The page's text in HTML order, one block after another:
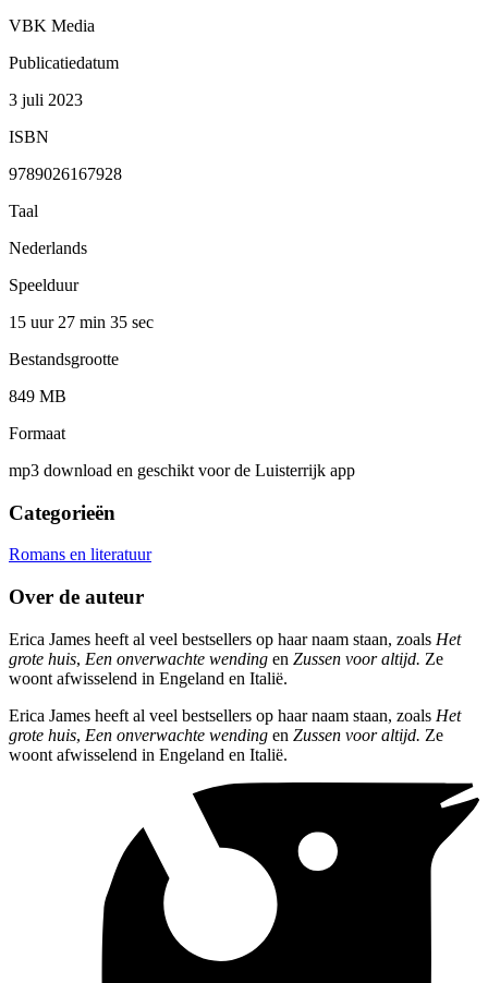
VBK Media
Publicatiedatum
3 juli 2023
ISBN
9789026167928
Taal
Nederlands
Speelduur
15 uur 27 min 35 sec
Bestandsgrootte
849 MB
Formaat
mp3 download en geschikt voor de Luisterrijk app
Categorieën
Romans en literatuur
Over de auteur
Erica James heeft al veel bestsellers op haar naam staan, zoals Het
grote huis, Een onverwachte wending en Zussen voor altijd. Ze
woont afwisselend in Engeland en Italië.
Erica James heeft al veel bestsellers op haar naam staan, zoals Het
grote huis, Een onverwachte wending en Zussen voor altijd. Ze
woont afwisselend in Engeland en Italië.